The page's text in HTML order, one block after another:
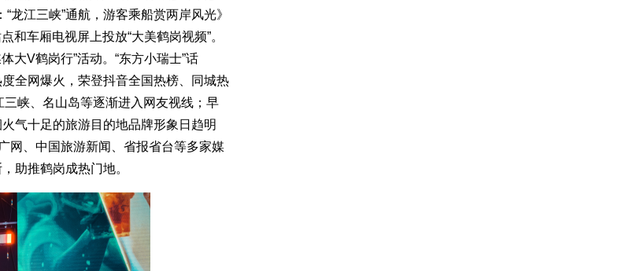
江三峡”通航，游客乘船赏两岸风光》
车厢电视屏上投放“大美鹤岗视频”。
大V鹤岗行”活动。“东方小瑞士”话
全网爆火，荣登抖音全国热榜、同城热
三峡、名山岛等逐渐进入网友视线；早
气十足的旅游目的地品牌形象日趋明
网、中国旅游新闻、省报省台等多家媒
助推鹤岗成热门地。